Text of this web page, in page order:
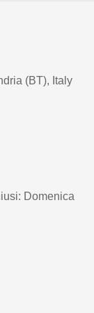
(BT), Italy
Domenica